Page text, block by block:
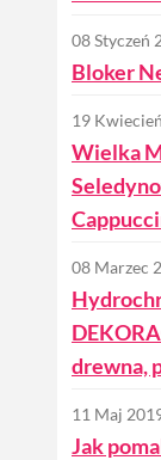
08 Styczeń
Bloker
19
Wielka
08 Marzec
drewna,
11 Maj
Jak